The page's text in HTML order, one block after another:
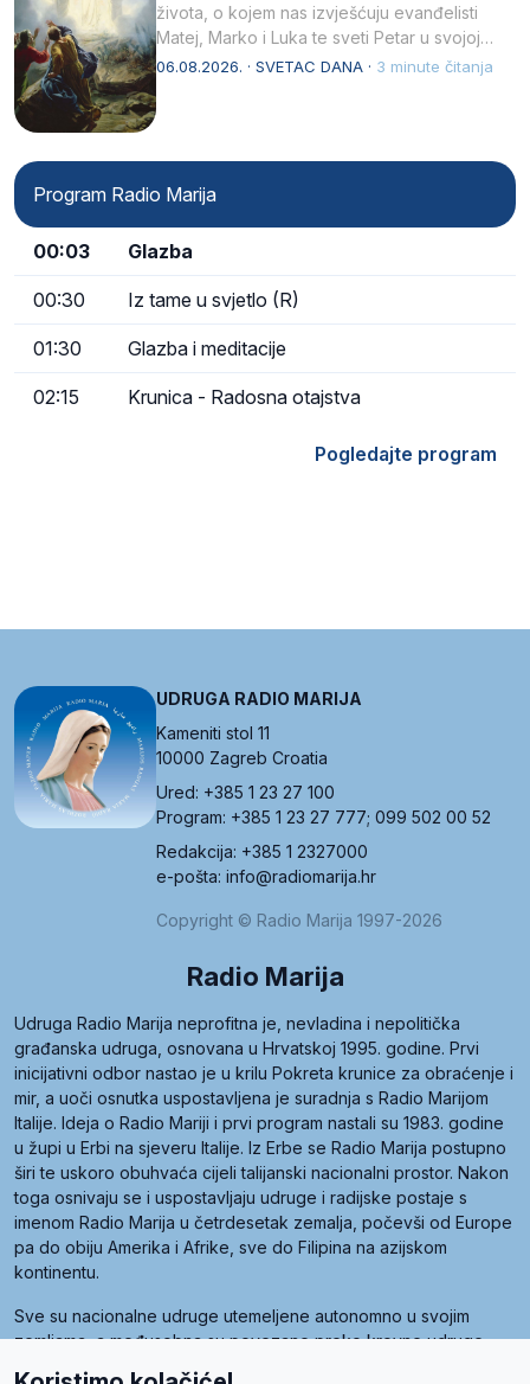
života, o kojem nas izvješćuju evanđelisti
Matej, Marko i Luka te sveti Petar u svojoj
drugoj…
06.08.2026. · SVETAC DANA · 3 minute čitanja
Program Radio Marija
00:03 Glazba
00:30 Iz tame u svjetlo (R)
01:30 Glazba i meditacije
02:15 Krunica - Radosna otajstva
Pogledajte program
UDRUGA RADIO MARIJA
Kameniti stol 11
10000 Zagreb Croatia
Ured: +385 1 23 27 100
Program: +385 1 23 27 777; 099 502 00 52
Redakcija: +385 1 2327000
e-pošta: info@radiomarija.hr
Copyright © Radio Marija 1997-2026
Radio Marija
Udruga Radio Marija neprofitna je, nevladina i nepolitička
građanska udruga, osnovana u Hrvatskoj 1995. godine. Prvi
inicijativni odbor nastao je u krilu Pokreta krunice za obraćenje i
mir, a uoči osnutka uspostavljena je suradnja s Radio Marijom
Italije. Ideja o Radio Mariji i prvi program nastali su 1983. godine
u župi u Erbi na sjeveru Italije. Iz Erbe se Radio Marija postupno
širi te uskoro obuhvaća cijeli talijanski nacionalni prostor. Nakon
toga osnivaju se i uspostavljaju udruge i radijske postaje s
imenom Radio Marija u četrdesetak zemalja, počevši od Europe
pa do obiju Amerika i Afrike, sve do Filipina na azijskom
kontinentu.
Sve su nacionalne udruge utemeljene autonomno u svojim
zemljama, a međusobna su povezane preko krovne udruge